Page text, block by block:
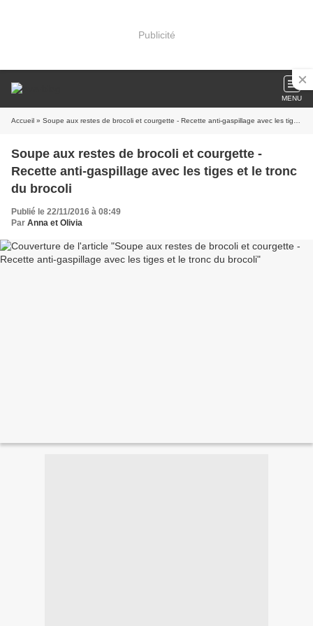
Publicité
MENU
Accueil » Soupe aux restes de brocoli et courgette - Recette anti-gaspillage avec les tiges et le tronc du brocoli
Soupe aux restes de brocoli et courgette -
Recette anti-gaspillage avec les tiges et le tronc
du brocoli
Publié le 22/11/2016 à 08:49
Par Anna et Olivia